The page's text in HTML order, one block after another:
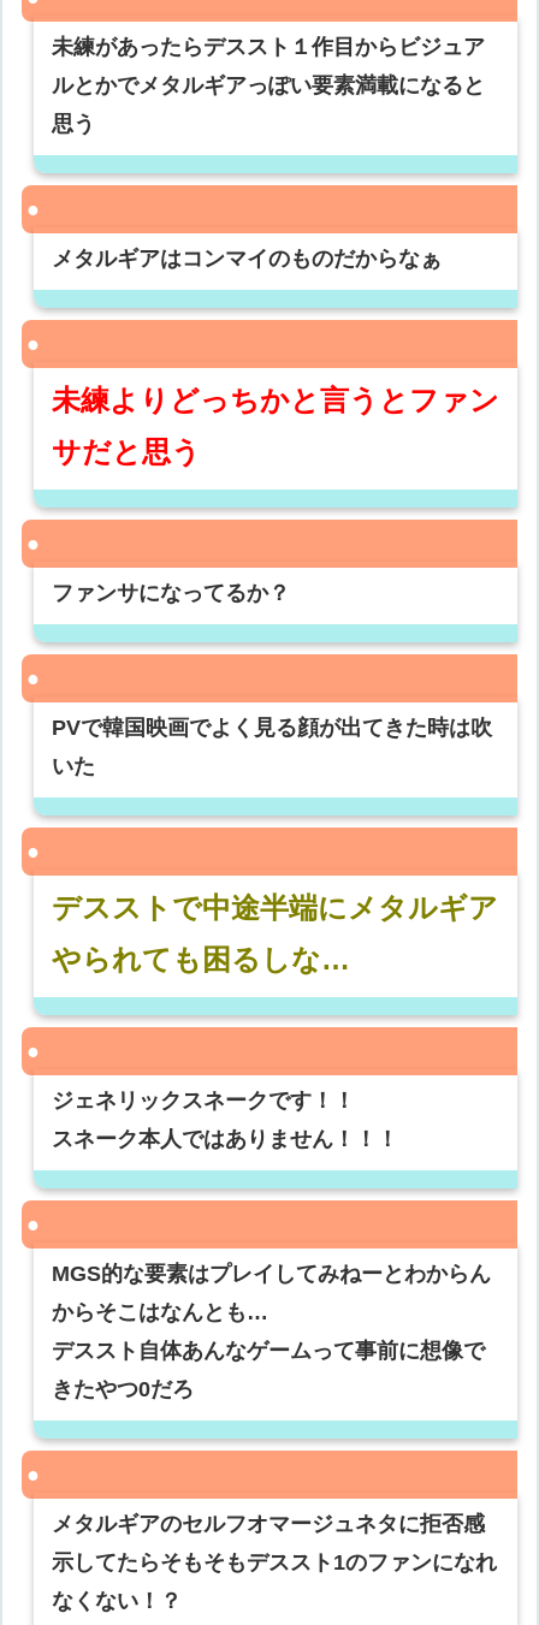
未練があったらデススト１作目からビジュア
ルとかでメタルギアっぽい要素満載になると
思う
メタルギアはコンマイのものだからなぁ
未練よりどっちかと言うとファン
サだと思う
ファンサになってるか？
PVで韓国映画でよく見る顔が出てきた時は吹
いた
デスストで中途半端にメタルギア
やられても困るしな…
ジェネリックスネークです！！
スネーク本人ではありません！！！
MGS的な要素はプレイしてみねーとわからん
からそこはなんとも…
デススト自体あんなゲームって事前に想像で
きたやつ0だろ
メタルギアのセルフオマージュネタに拒否感
示してたらそもそもデススト1のファンになれ
なくない！？